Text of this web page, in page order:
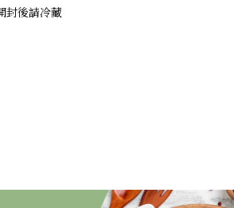
封後請冷藏